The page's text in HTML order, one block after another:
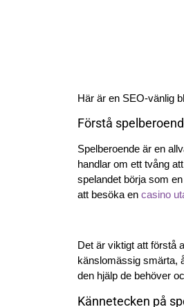
Här är en SEO-vänlig
Förstå
Spelberoende är en
handlar om ett tvång
spelandet börja som
att besöka en casino
Det är viktigt att förstå
känslomässig smärta,
den hjälp de behöver
Kännetecken på